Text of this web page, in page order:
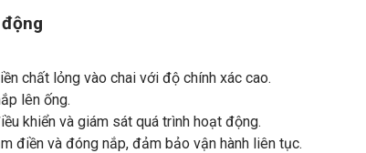
chất lỏng vào chai với độ chính xác cao.
lên ống.
khiển và giám sát quá trình hoạt động.
điền và đóng nắp, đảm bảo vận hành liên tục.